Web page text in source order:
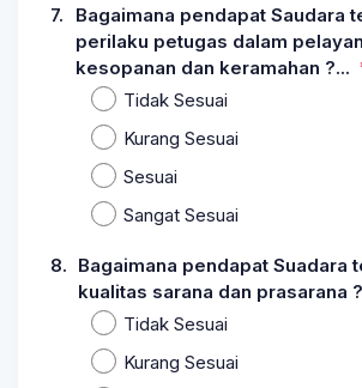
7.
Bagaimana pendapat Saudara
perilaku petugas dalam
kesopanan dan keramahan ?...
Tidak Sesuai
Kurang Sesuai
Sesuai
Sangat Sesuai
8. Bagaimana pendapat Suadara
kualitas sarana dan prasarana
Tidak Sesuai
Kurang Sesuai